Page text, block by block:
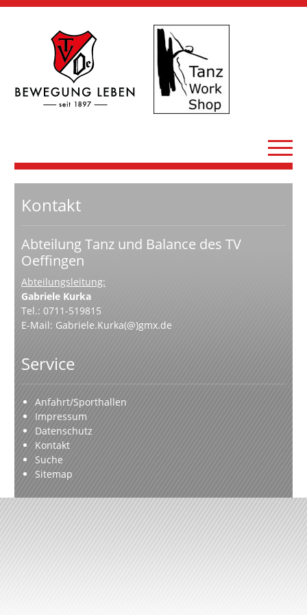
Kontakt
Abteilung Tanz und Balance des TV
Oeffingen
Abteilungsleitung:
Gabriele Kurka
Tel.: 0711-519815
E-Mail: Gabriele.Kurka(@)gmx.de
Service
Anfahrt/Sporthallen
Impressum
Datenschutz
Kontakt
Suche
Sitemap